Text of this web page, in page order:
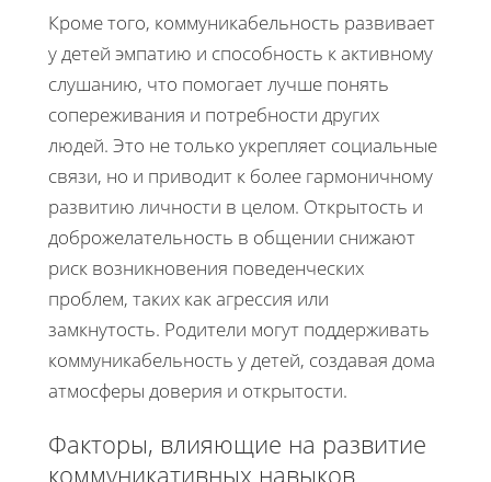
Кроме того, коммуникабельность развивает
у детей эмпатию и способность к активному
слушанию, что помогает лучше понять
сопереживания и потребности других
людей. Это не только укрепляет социальные
связи, но и приводит к более гармоничному
развитию личности в целом. Открытость и
доброжелательность в общении снижают
риск возникновения поведенческих
проблем, таких как агрессия или
замкнутость. Родители могут поддерживать
коммуникабельность у детей, создавая дома
атмосферы доверия и открытости.
Факторы, влияющие на развитие
коммуникативных навыков